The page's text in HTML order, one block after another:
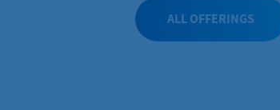
ALL OFFERINGS